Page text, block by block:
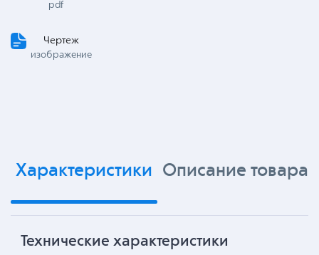
pdf
Чертеж
изображение
Характеристики Описание товара
Технические характеристики